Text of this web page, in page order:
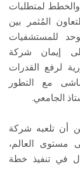
والخطط لمتطلبات
المُثمر بين
للمستشفيات
على إيمان شركة
لرفع القدرات
مع التطور
الجامعي.
أن تلعبه شركة
مستوى العالم،
في تنفيذ خطة